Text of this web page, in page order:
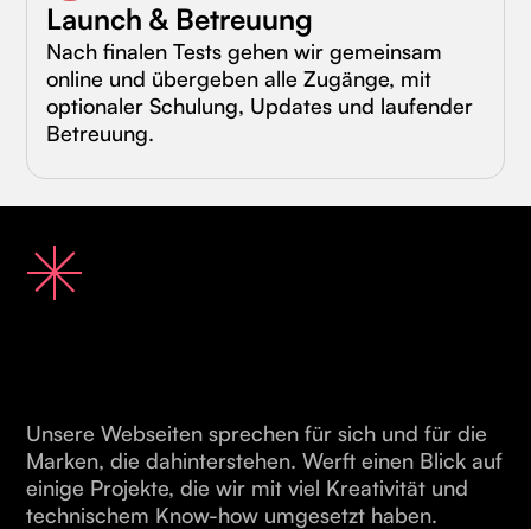
Launch & Betreuung
Nach finalen Tests gehen wir gemeinsam
online und übergeben alle Zugänge, mit
optionaler Schulung, Updates und laufender
Betreuung.
Unsere Webseiten sprechen für sich und für die
Marken, die dahinterstehen. Werft einen Blick auf
einige Projekte, die wir mit viel Kreativität und
technischem Know-how umgesetzt haben.